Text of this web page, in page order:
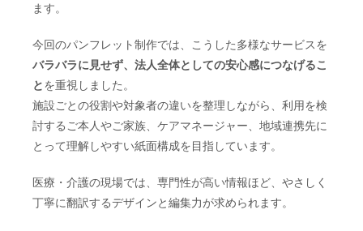
ます。
今回のパンフレット制作では、こうした多様なサービスを
バラバラに見せず、法人全体としての安心感につなげるこ
とを重視しました。
施設ごとの役割や対象者の違いを整理しながら、利用を検
討するご本人やご家族、ケアマネージャー、地域連携先に
とって理解しやすい紙面構成を目指しています。
医療・介護の現場では、専門性が高い情報ほど、やさしく
丁寧に翻訳するデザインと編集力が求められます。